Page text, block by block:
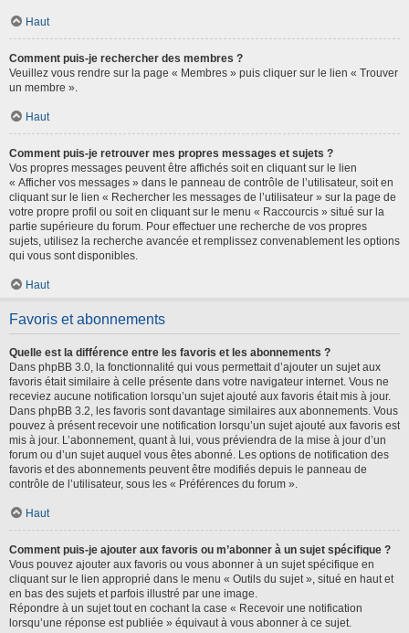
Haut
Comment puis-je rechercher des membres ?
Veuillez vous rendre sur la page « Membres » puis cliquer sur le lien « Trouver
un membre ».
Haut
Comment puis-je retrouver mes propres messages et sujets ?
Vos propres messages peuvent être affichés soit en cliquant sur le lien
« Afficher vos messages » dans le panneau de contrôle de l’utilisateur, soit en
cliquant sur le lien « Rechercher les messages de l’utilisateur » sur la page de
votre propre profil ou soit en cliquant sur le menu « Raccourcis » situé sur la
partie supérieure du forum. Pour effectuer une recherche de vos propres
sujets, utilisez la recherche avancée et remplissez convenablement les options
qui vous sont disponibles.
Haut
Favoris et abonnements
Quelle est la différence entre les favoris et les abonnements ?
Dans phpBB 3.0, la fonctionnalité qui vous permettait d’ajouter un sujet aux
favoris était similaire à celle présente dans votre navigateur internet. Vous ne
receviez aucune notification lorsqu’un sujet ajouté aux favoris était mis à jour.
Dans phpBB 3.2, les favoris sont davantage similaires aux abonnements. Vous
pouvez à présent recevoir une notification lorsqu’un sujet ajouté aux favoris est
mis à jour. L’abonnement, quant à lui, vous préviendra de la mise à jour d’un
forum ou d’un sujet auquel vous êtes abonné. Les options de notification des
favoris et des abonnements peuvent être modifiés depuis le panneau de
contrôle de l’utilisateur, sous les « Préférences du forum ».
Haut
Comment puis-je ajouter aux favoris ou m’abonner à un sujet spécifique ?
Vous pouvez ajouter aux favoris ou vous abonner à un sujet spécifique en
cliquant sur le lien approprié dans le menu « Outils du sujet », situé en haut et
en bas des sujets et parfois illustré par une image.
Répondre à un sujet tout en cochant la case « Recevoir une notification
lorsqu’une réponse est publiée » équivaut à vous abonner à ce sujet.